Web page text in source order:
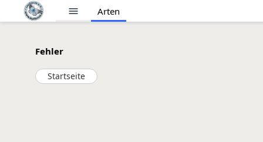
menu Arten
Fehler
Startseite